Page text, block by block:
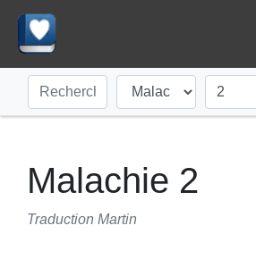
Malachie 2
Traduction Martin